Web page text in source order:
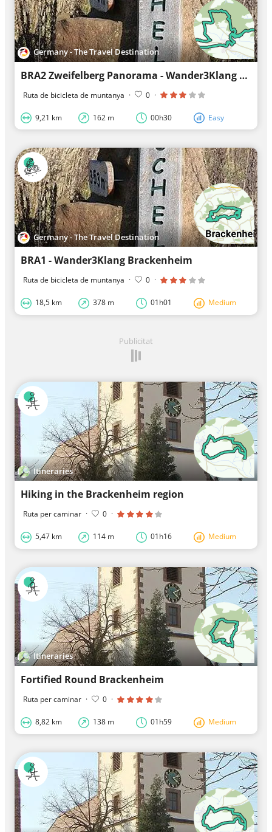
Germany - The Travel Destination
BRA2 Zweifelberg Panorama - Wander3Klang Brackenheim
Ruta de bicicleta de muntanya · 0 ·
9,21 km 162 m 00h30 Easy
Germany - The Travel Destination
BRA1 - Wander3Klang Brackenheim
Ruta de bicicleta de muntanya · 0 ·
18,5 km 378 m 01h01 Medium
Publicitat
Itineraries
Hiking in the Brackenheim region
Ruta per caminar · 0 ·
5,47 km 114 m 01h16 Medium
Itineraries
Fortified Round Brackenheim
Ruta per caminar · 0 ·
8,82 km 138 m 01h59 Medium